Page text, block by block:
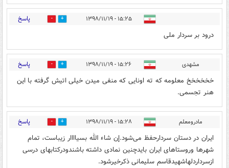
۱۵:۲۵ - ۱۳۹۸/۱۱/۱۹ 193 پاسخ
درود بر سردار ملی
مشهدی ۱۵:۲۶ - ۱۳۹۸/۱۱/۱۹ 231 پاسخ
خخخخخخ معلومه که ته اونایی که منفی میدن خیلی اتیش گرفته با این
هنر تجسمی.
مادرومعلم ۱۵:۲۸ - ۱۳۹۸/۱۱/۱۹ 194 پاسخ
ایران در دستان سردارحفظ می‌شود.إن شاء الله بسیاااار زیباست، تمام
شهرها وروستاهای ایران بایدچنین نمادی داشته باشندودرکتابهای درسی
ازسرداردلهاشهیدقاسم سلیمانی ذکرخیرشود.